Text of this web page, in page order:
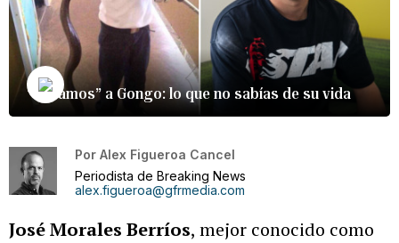
“Cazamos” a Gongo: lo que no sabías de su vida
Por Alex Figueroa Cancel
Periodista de Breaking News
alex.figueroa@gfrmedia.com
José Morales Berríos, mejor conocido como